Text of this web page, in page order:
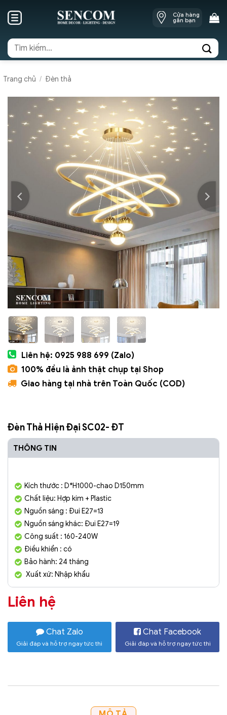
Cửa hàng
gần bạn
Tìm
kiếm:
Trang chủ / Đèn thả
Liên hệ: 0925 988 699 (Zalo)
100% đều là ảnh thật chụp tại Shop
Giao hàng tại nhà trên Toàn Quốc (COD)
Đèn Thả Hiện Đại SC02- ĐT
THÔNG TIN
Kích thước : D*H1000-chao D150mm
Chất liệu: Hợp kim + Plastic
Nguồn sáng : Đui E27=13
Nguồn sáng khác: Đui E27=19
Công suất : 160-240W
Điều khiển : có
Bảo hành: 24 tháng
Xuất xứ: Nhập khẩu
Liên hệ
Chat Zalo
Giải đáp và hỗ trợ ngay tức thì
Chat Facebook
Giải đáp và hỗ trợ ngay tức thì